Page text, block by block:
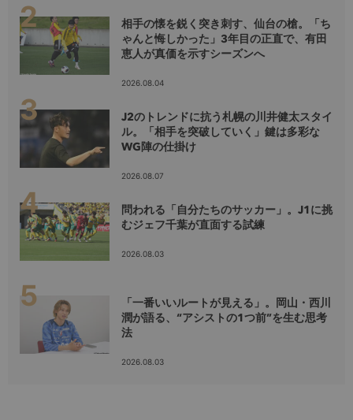
相手の懐を鋭く突き刺す、仙台の槍。「ち
ゃんと悔しかった」3年目の正直で、有田
恵人が真価を示すシーズンへ
2026.08.04
J2のトレンドに抗う札幌の川井健太スタイ
ル。「相手を突破していく」鍵は多彩な
WG陣の仕掛け
2026.08.07
問われる「自分たちのサッカー」。J1に挑
むジェフ千葉が直面する試練
2026.08.03
「一番いいルートが見える」。岡山・西川
潤が語る、“アシストの1つ前”を生む思考
法
2026.08.03